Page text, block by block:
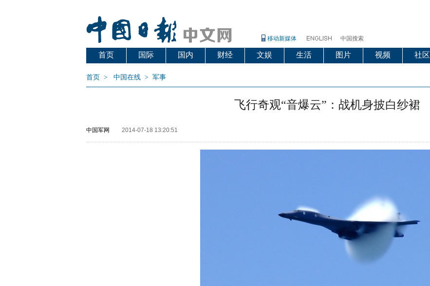
移动新媒体 中国搜索
首页 国际 国内 财经 文娱 生活 图片 视频 社区
首页 > 中国在线 > 军事
飞行奇观“音爆云”：战机身披白纱裙
中国军网 2014-07-18 13:20:51